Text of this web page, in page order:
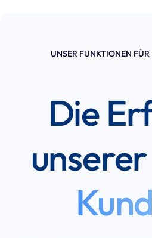
UNSER FUNKTIONEN
Die
unserer